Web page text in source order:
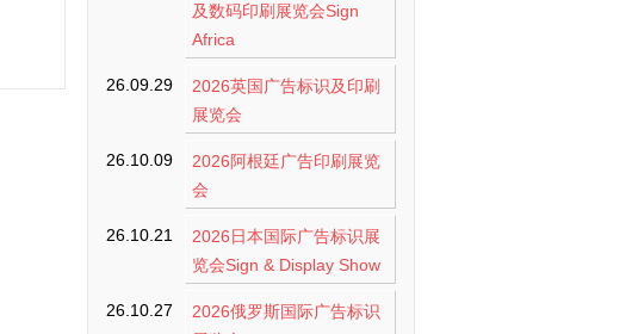
及数码印刷展览会Sign
Africa
26.09.29
2026英国广告标识及印刷
展览会
26.10.09
2026阿根廷广告印刷展览
会
26.10.21
2026日本国际广告标识展
览会Sign & Display Show
26.10.27
2026俄罗斯国际广告标识